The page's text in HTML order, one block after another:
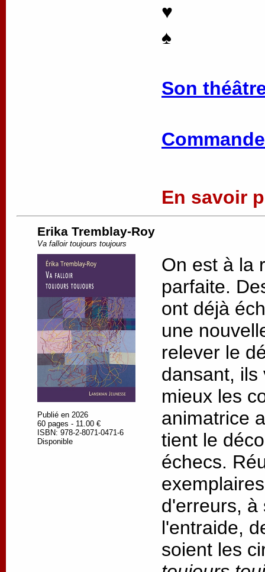
♥
♠
Son
En savoir
Erika Tremblay-Roy
Va falloir toujours toujours
Publié en 2026
60 pages - 11.00 €
ISBN: 978-2-8071-0471-6
Disponible
On est à la
parfaite.
ont déjà
une
relever le
dansant, ils
mieux les
animatrice
tient le
échecs.
d'erreurs, à
l'entraide,
soient les